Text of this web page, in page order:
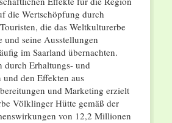
die Wertschöpfung durch
die das Weltkulturerbe
seine Ausstellungen
im Saarland übernachten.
durch Erhaltungs- und
und den Effekten aus
und Marketing erzielt
Völklinger Hütte gemäß der
von 12,2 Millionen